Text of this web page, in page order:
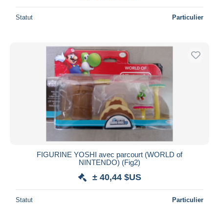
Statut Particulier
FIGURINE YOSHI avec parcourt (WORLD of
NINTENDO) (Fig2)
± 40,44 $US
Statut Particulier